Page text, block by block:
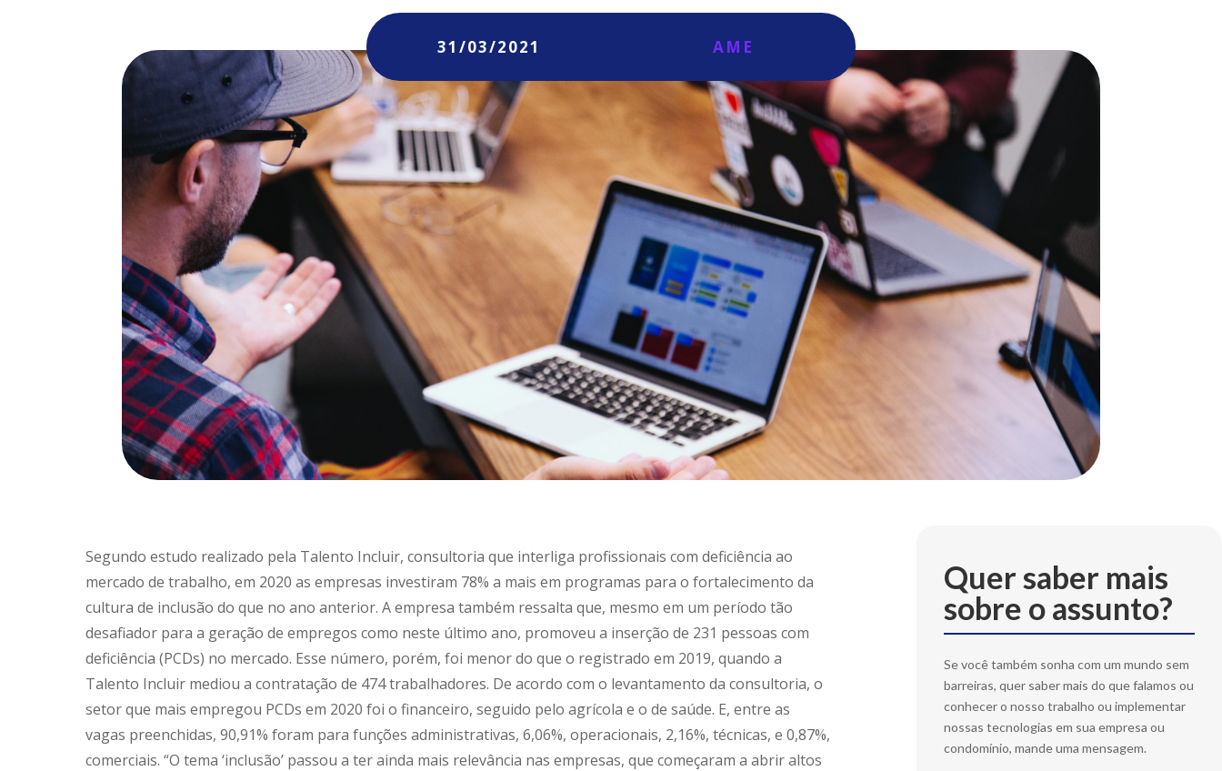
31/03/2021 AME
Segundo estudo realizado pela Talento Incluir, consultoria que interliga profissionais com deficiência ao
mercado de trabalho, em 2020 as empresas investiram 78% a mais em programas para o fortalecimento da
cultura de inclusão do que no ano anterior. A empresa também ressalta que, mesmo em um período tão
desafiador para a geração de empregos como neste último ano, promoveu a inserção de 231 pessoas com
deficiência (PCDs) no mercado. Esse número, porém, foi menor do que o registrado em 2019, quando a
Talento Incluir mediou a contratação de 474 trabalhadores. De acordo com o levantamento da consultoria, o
setor que mais empregou PCDs em 2020 foi o financeiro, seguido pelo agrícola e o de saúde. E, entre as
vagas preenchidas, 90,91% foram para funções administrativas, 6,06%, operacionais, 2,16%, técnicas, e 0,87%,
comerciais. “O tema ‘inclusão’ passou a ter ainda mais relevância nas empresas, que começaram a abrir altos
Quer saber mais
sobre o assunto?
Se você também sonha com um mundo sem
barreiras, quer saber mais do que falamos ou
conhecer o nosso trabalho ou implementar
nossas tecnologias em sua empresa ou
condomínio, mande uma mensagem.